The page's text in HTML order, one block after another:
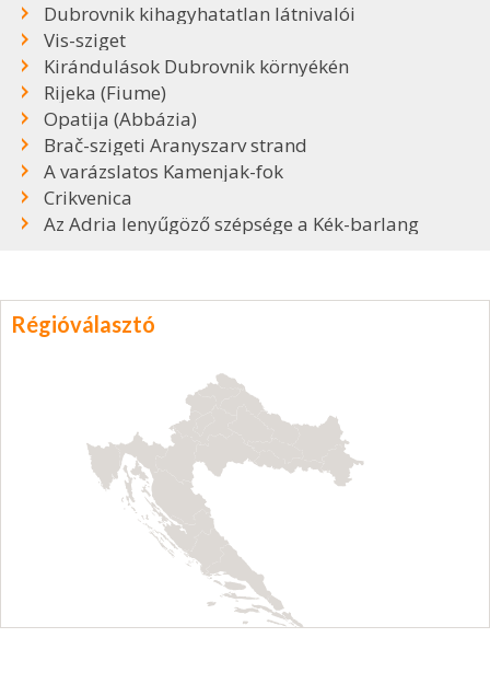
Dubrovnik kihagyhatatlan látnivalói
Vis-sziget
Kirándulások Dubrovnik környékén
Rijeka (Fiume)
Opatija (Abbázia)
Brač-szigeti Aranyszarv strand
A varázslatos Kamenjak-fok
Crikvenica
Az Adria lenyűgöző szépsége a Kék-barlang
Régióválasztó